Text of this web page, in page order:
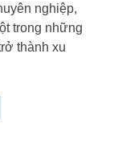
nghiệp,
trong những
thành xu